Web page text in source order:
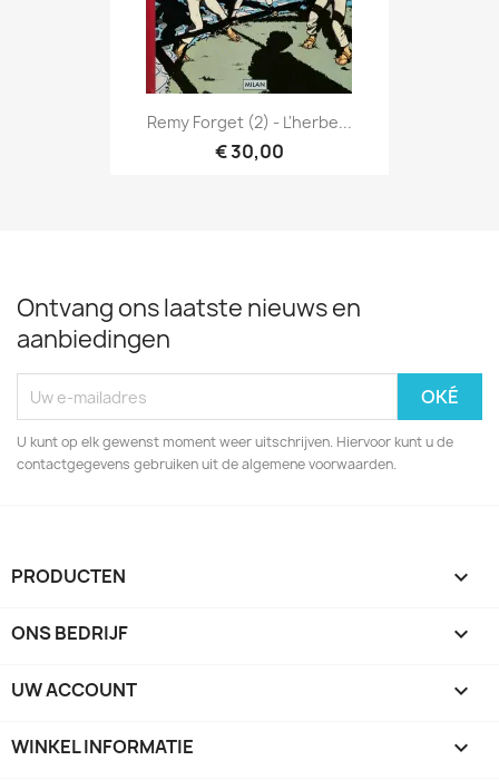
Remy Forget (2) - L'herbe...
€ 30,00
Ontvang ons laatste nieuws en
aanbiedingen
U kunt op elk gewenst moment weer uitschrijven. Hiervoor kunt u de
contactgegevens gebruiken uit de algemene voorwaarden.
PRODUCTEN 
ONS BEDRIJF 
UW ACCOUNT 
WINKEL INFORMATIE keyboard_arrow_down